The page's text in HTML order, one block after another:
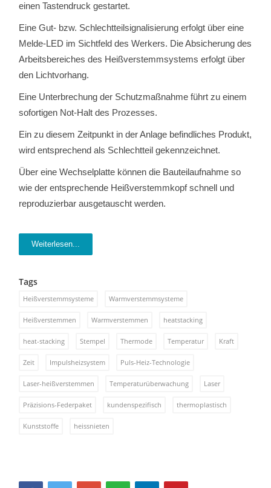
einen Tastendruck gestartet.
Eine Gut- bzw. Schlechtteilsignalisierung erfolgt über eine
Melde-LED im Sichtfeld des Werkers. Die Absicherung des
Arbeitsbereiches des Heißverstemmsystems erfolgt über
den Lichtvorhang.
Eine Unterbrechung der Schutzmaßnahme führt zu einem
sofortigen Not-Halt des Prozesses.
Ein zu diesem Zeitpunkt in der Anlage befindliches Produkt,
wird entsprechend als Schlechtteil gekennzeichnet.
Über eine Wechselplatte können die Bauteilaufnahme so
wie der entsprechende Heißverstemmkopf schnell und
reproduzierbar ausgetauscht werden.
Weiterlesen...
Tags
Heißverstemmsysteme Warmverstemmsysteme
Heißverstemmen Warmverstemmen heatstacking
heat-stacking Stempel Thermode Temperatur Kraft
Zeit Impulsheizsystem Puls-Heiz-Technologie
Laser-heißverstemmen Temperaturüberwachung Laser
Präzisions-Federpaket kundenspezifisch thermoplastisch
Kunststoffe heissnieten